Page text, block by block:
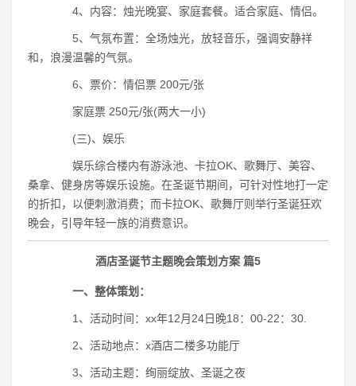
4、内容：烛光晚宴、家庭套餐。适合家庭、情侣。
5、气氛布置：全场烛光，放轻音乐，强调安静祥
和，浪漫温馨的气氛。
6、票价：情侣票 200元/张
家庭票 250元/张(两大一小)
(三)、娱乐
娱乐综合楼内有游泳池、卡拉OK、歌舞厅、美容、
桑拿、健身房等娱乐设施。在圣诞节期间，可针对性地打一定
的折扣，以便刺激消费；而卡拉OK、歌舞厅则举行圣诞狂欢
晚会，引导年轻一族的消费意识。
酒店圣诞节主题晚会策划方案 篇5
一、整体策划：
1、活动时间：xx年12月24日晚18：00-22：30.
2、活动地点：x酒店二楼多功能厅
3、活动主题：绚丽绽放、圣诞之夜